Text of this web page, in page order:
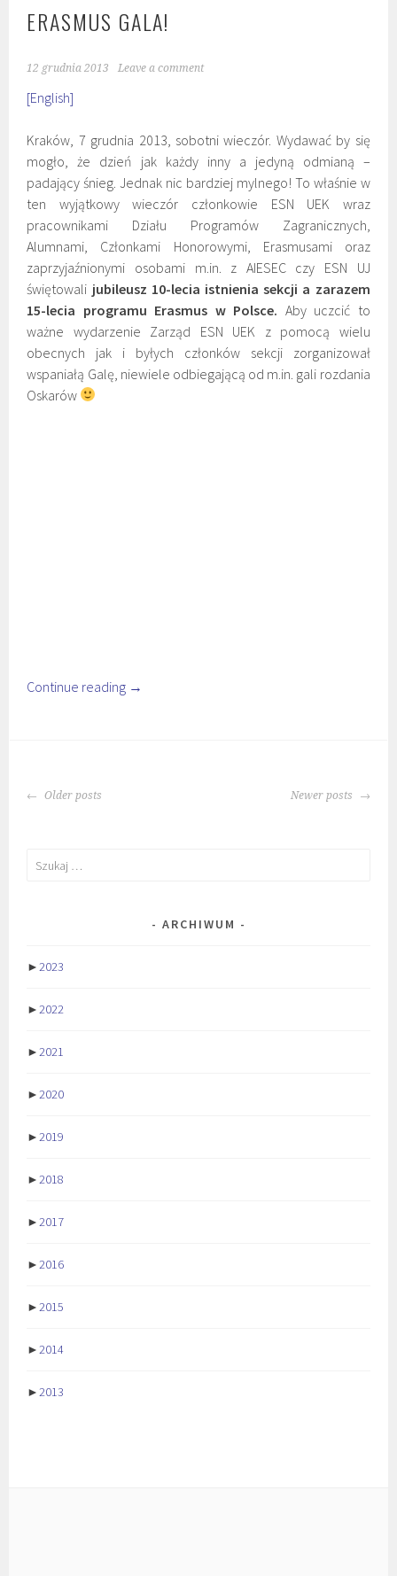
ERASMUS GALA!
12 grudnia 2013 Leave a comment
[English]
Kraków, 7 grudnia 2013, sobotni wieczór. Wydawać by się
mogło, że dzień jak każdy inny a jedyną odmianą –
padający śnieg. Jednak nic bardziej mylnego! To właśnie w
ten wyjątkowy wieczór członkowie ESN UEK wraz
pracownikami Działu Programów Zagranicznych,
Alumnami, Członkami Honorowymi, Erasmusami oraz
zaprzyjaźnionymi osobami m.in. z AIESEC czy ESN UJ
świętowali jubileusz 10-lecia istnienia sekcji a zarazem
15-lecia programu Erasmus w Polsce. Aby uczcić to
ważne wydarzenie Zarząd ESN UEK z pomocą wielu
obecnych jak i byłych członków sekcji zorganizował
wspaniałą Galę, niewiele odbiegającą od m.in. gali rozdania
Oskarów
Continue reading →
POSTS
Older posts Newer posts
Szukaj:
ARCHIWUM
►2023
►2022
►2021
►2020
►2019
►2018
►2017
►2016
►2015
►2014
►2013